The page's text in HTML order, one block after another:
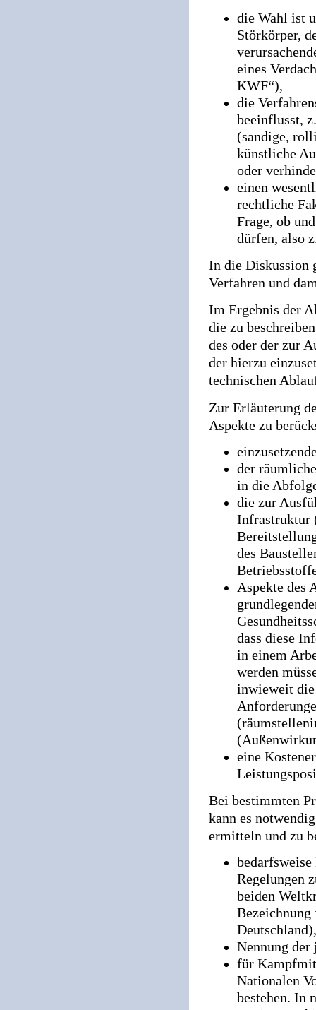
die Wahl ist
Störkörper,
eines
KWF“),
die
beeinflusst,
(sandige,
künstliche
oder
einen
rechtliche
Frage, ob
dürfen, also
In die Diskussion
Verfahren und
Im Ergebnis der
die zu
des oder der zur
der hierzu
technischen
Zur Erläuterung
Aspekte zu
der
in die
die zur
Infrastruktur
des
Aspekte des
dass diese
in einem
werden
inwieweit die
eine
Bei bestimmten
kann es
ermitteln und zu
Regelungen
beiden
Deutschland),
Nennung der
für
Nationalen
bestehen. In